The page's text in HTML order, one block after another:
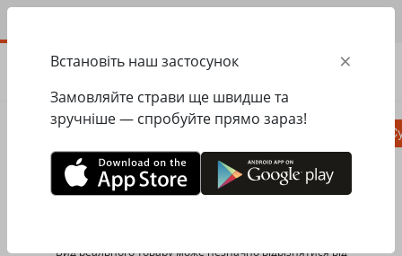
Mister Twister Алкогольні напої Домашнє вино (біле)
Вид реального товару може незначно відрізнятися від
Встановіть наш застосунок ×
Замовляйте страви ще швидше та
зручніше — спробуйте прямо зараз!